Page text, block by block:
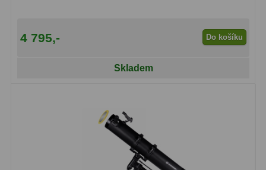
4 795,- Do košíku
Skladem